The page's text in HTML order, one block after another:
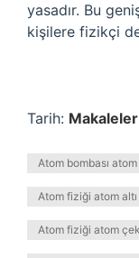
yasadır. Bu
kişilere fizikçi
Tarih: Makaleler
Atom bombası
Atom fiziği atom
Atom fiziği atom